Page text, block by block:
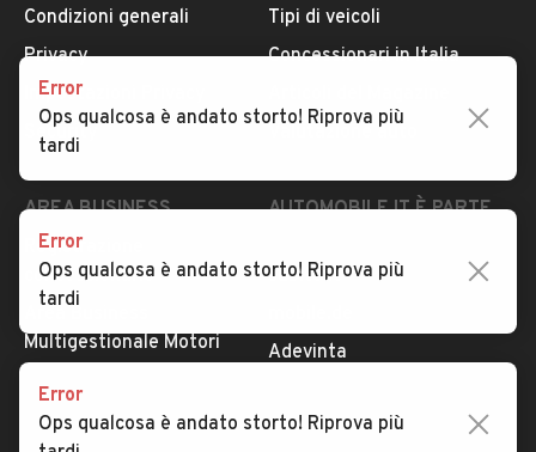
Condizioni generali
Privacy
Impostazioni Privacy
Security
Tipi di veicoli
Concessionari in Italia
Valutazione auto
AREA BUSINESS
Registrazione
concessionario
Multigestionale Motori
AUTOMOBILE.IT È PARTE
subito.it
Adevinta
SEGUICI
Error
Ops qualcosa è andato storto! Riprova più
tardi
Error
Ops qualcosa è andato storto! Riprova più
tardi
Error
Ops qualcosa è andato storto! Riprova più